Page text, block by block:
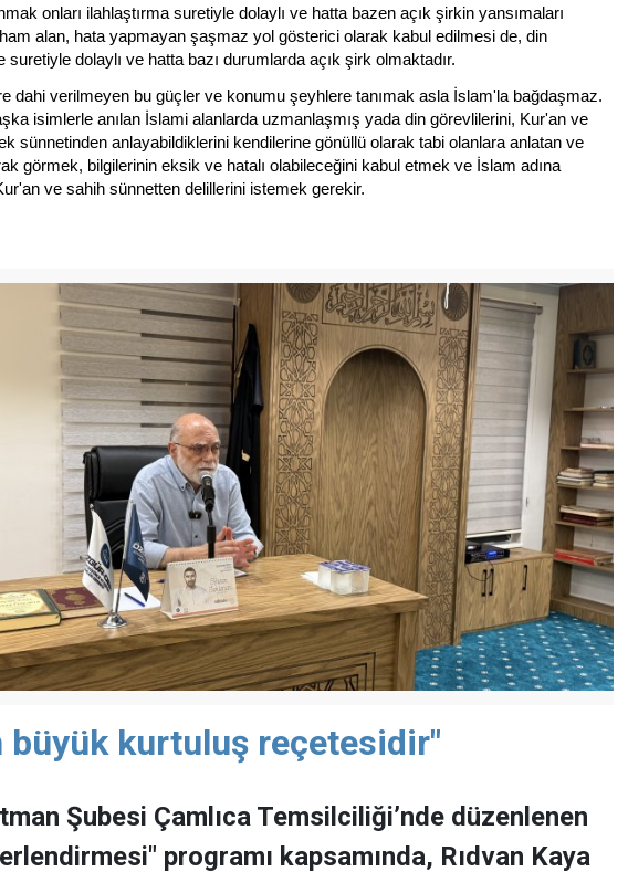
onları ilahlaştırma suretiyle dolaylı ve hatta bazen açık şirkin yansımaları
alan, hata yapmayan şaşmaz yol gösterici olarak kabul edilmesi de, din
suretiyle dolaylı ve hatta bazı durumlarda açık şirk olmaktadır.
dahi verilmeyen bu güçler ve konumu şeyhlere tanımak asla İslam'la bağdaşmaz.
isimlerle anılan İslami alanlarda uzmanlaşmış yada din görevlilerini, Kur'an ve
sünnetinden anlayabildiklerini kendilerine gönüllü olarak tabi olanlara anlatan ve
görmek, bilgilerinin eksik ve hatalı olabileceğini kabul etmek ve İslam adına
ve sahih sünnetten delillerini istemek gerekir.
büyük kurtuluş reçetesidir"
Şubesi Çamlıca Temsilciliği’nde düzenlenen
programı kapsamında, Rıdvan Kaya